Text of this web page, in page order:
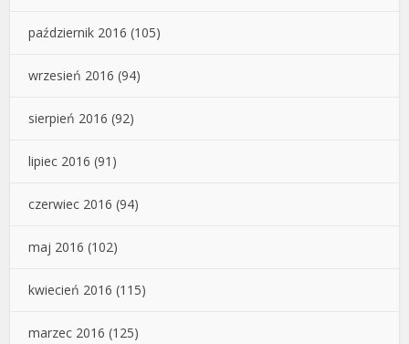
październik 2016 (105)
wrzesień 2016 (94)
sierpień 2016 (92)
lipiec 2016 (91)
czerwiec 2016 (94)
maj 2016 (102)
kwiecień 2016 (115)
marzec 2016 (125)